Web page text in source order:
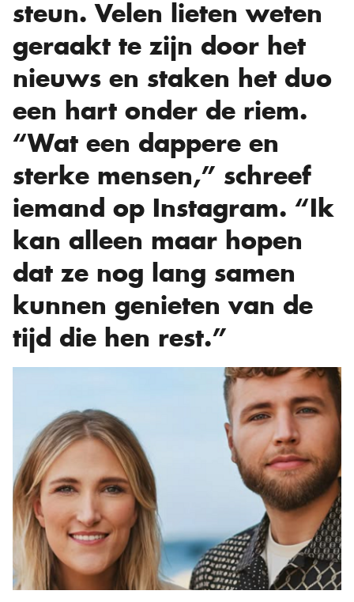
steun. Velen lieten weten
geraakt te zijn door het
nieuws en staken het duo
een hart onder de riem.
“Wat een dappere en
sterke mensen,” schreef
iemand op Instagram. “Ik
kan alleen maar hopen
dat ze nog lang samen
kunnen genieten van de
tijd die hen rest.”